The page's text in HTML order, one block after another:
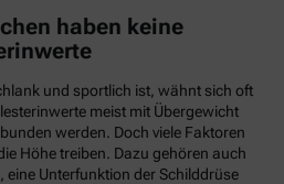
haben keine
und sportlich ist, wähnt sich oft
meist mit Übergewicht
werden. Doch viele Faktoren
Höhe treiben. Dazu gehören auch
eine Unterfunktion der Schilddrüse